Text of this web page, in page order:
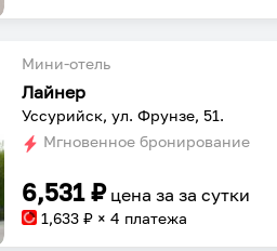
Мини-отель
Лайнер
Уссурийск, ул. Фрунзе, 51.
Мгновенное бронирование
6,531₽ цена заза сутки
1,633 ₽ × 4 платежа